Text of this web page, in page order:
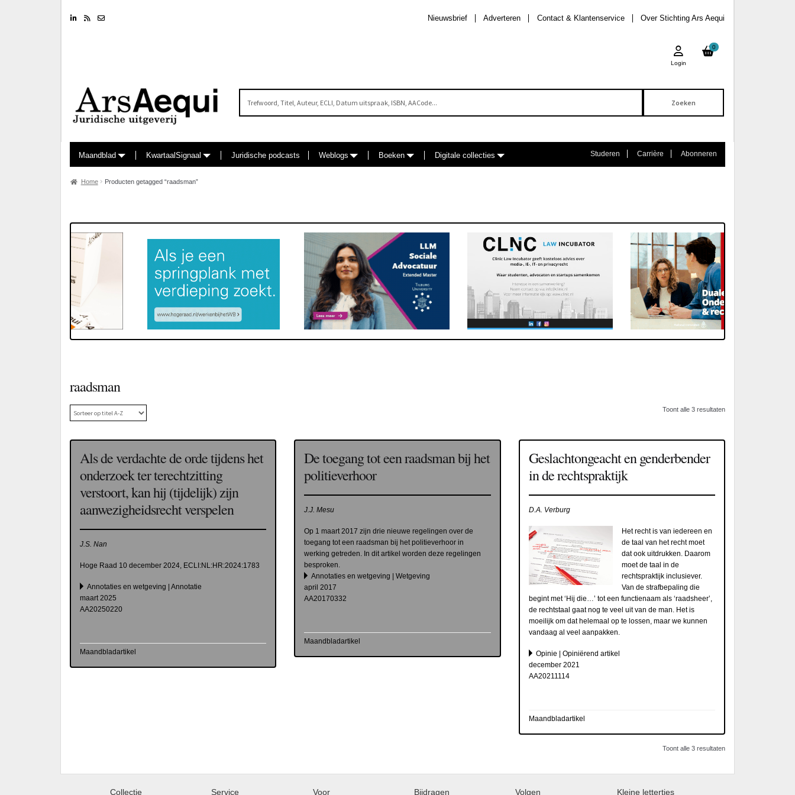
LinkedinRSS feed Over Stichting Ars Aequi
Contact & Klantenservice
Adverteren
Nieuwsbrief
0
Login
Maandblad KwartaalSignaal Juridische podcasts Weblogs Boeken Digitale collecties Studeren Carrière Abonneren
Home Producten getagged “raadsman”
raadsman
Toont alle 3 resultaten
Als de verdachte de orde tijdens het
onderzoek ter terechtzitting
verstoort, kan hij (tijdelijk) zijn
aanwezigheidsrecht verspelen
J.S. Nan
Hoge Raad 10 december 2024, ECLI:NL:HR:2024:1783
Annotaties en wetgeving | Annotatie
maart 2025
AA20250220
Maandbladartikel
De toegang tot een raadsman bij het
politieverhoor
J.J. Mesu
Op 1 maart 2017 zijn drie nieuwe regelingen over de
toegang tot een raadsman bij het politieverhoor in
werking getreden. In dit artikel worden deze regelingen
besproken.
Annotaties en wetgeving | Wetgeving
april 2017
AA20170332
Maandbladartikel
Geslachtongeacht en genderbender
in de rechtspraktijk
D.A. Verburg
Het recht is van iedereen en
de taal van het recht moet
dat ook uitdrukken. Daarom
moet de taal in de
rechtspraktijk inclusiever.
Van de strafbepaling die
begint met ‘Hij die…’ tot een functienaam als ‘raadsheer’,
de rechtstaal gaat nog te veel uit van de man. Het is
moeilijk om dat helemaal op te lossen, maar we kunnen
vandaag al veel aanpakken.
Opinie | Opiniërend artikel
december 2021
AA20211114
Maandbladartikel
Toont alle 3 resultaten
Collectie Service Voor Bijdragen Volgen Kleine lettertjes